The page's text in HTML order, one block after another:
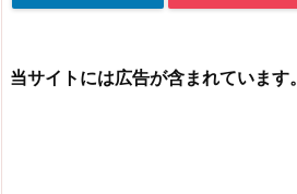
当サイトには広告が含まれています。